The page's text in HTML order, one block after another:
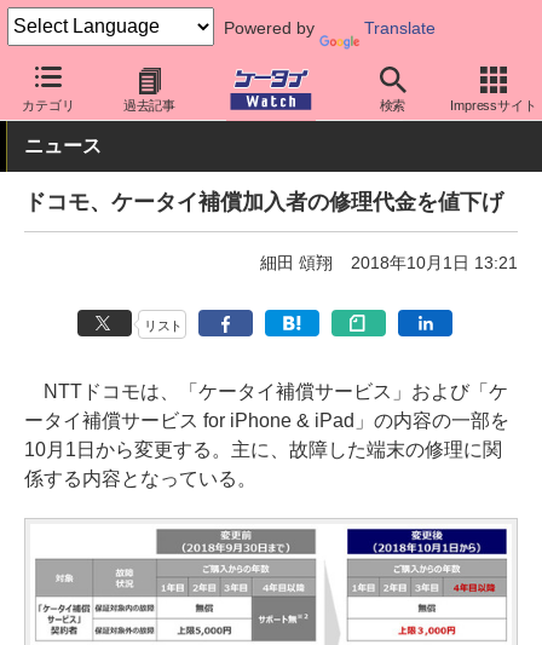
Powered by Translate
カテゴリ 過去記事 検索 Impressサイト
ケータイ Watch キャリア ドコモ サポート
ニュース
ドコモ、ケータイ補償加入者の修理代金を値下げ
細田 頌翔 2018年10月1日 13:21
リスト
NTTドコモは、「ケータイ補償サービス」および「ケ
ータイ補償サービス for iPhone & iPad」の内容の一部を
10月1日から変更する。主に、故障した端末の修理に関
係する内容となっている。